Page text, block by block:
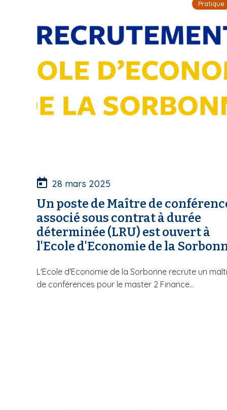
Pratique
28 mars 2025
Un poste de Maître de
associé sous contrat à durée
déterminée (LRU) est ouvert à
l'Ecole d'Economie de la
L'Ecole d'Economie de la Sorbonne recrute un
de conférences pour le master 2 Finance...